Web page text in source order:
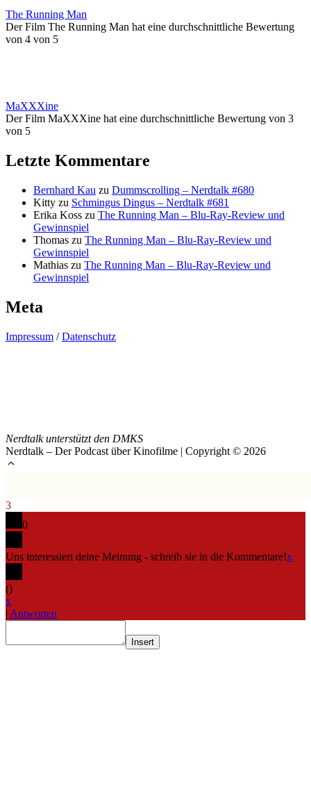
The Running Man
Der Film The Running Man hat eine durchschnittliche Bewertung
von 4 von 5
MaXXXine
Der Film MaXXXine hat eine durchschnittliche Bewertung von 3
von 5
Letzte Kommentare
Bernhard Kau zu Dummscrolling – Nerdtalk #680
Kitty zu Schmingus Dingus – Nerdtalk #681
Erika Koss zu The Running Man – Blu-Ray-Review und
Gewinnspiel
Thomas zu The Running Man – Blu-Ray-Review und
Gewinnspiel
Mathias zu The Running Man – Blu-Ray-Review und
Gewinnspiel
Meta
Impressum /Datenschutz
Nerdtalk unterstützt den DMKS
Nerdtalk – Der Podcast über Kinofilme | Copyright © 2026
3
0
Uns interessiert deine Meinung - schreib sie in die Kommentare!x
()
x
| Antworten
Insert